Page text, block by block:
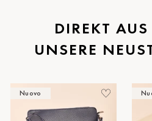
St.Pölten
Staufen
Timmendorf
DIREKT
UNSERE
Nuovo